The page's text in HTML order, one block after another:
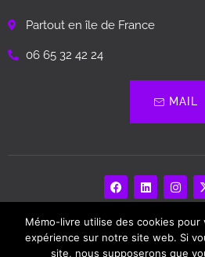
Partout en île de France
06 65 32 42 24
MAIL
Memo Livre –
Mémo-livre utilise des cookies pour
expérience sur notre site web. Si
site, nous supposerons que